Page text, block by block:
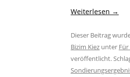
Weiterlesen →
Dieser Beitrag
Bizim Kiez unter
veröffentlicht.